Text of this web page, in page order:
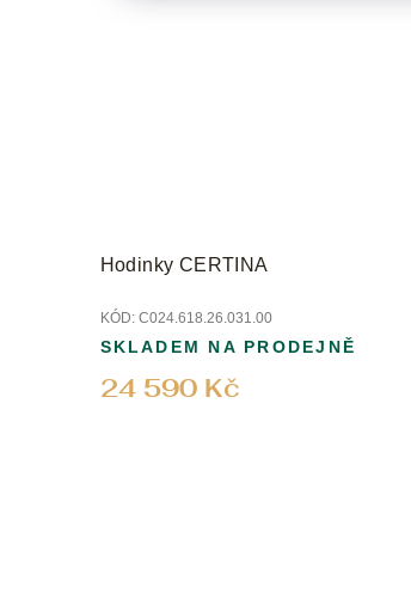
Hodinky CERTINA
KÓD: C024.618.26.031.00
24 590 Kč
SKLADEM NA PRODEJNĚ